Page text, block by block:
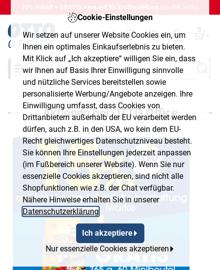
Cookie-Einstellungen
Wir setzen auf unserer Website Cookies ein, um
Ihnen ein optimales Einkaufserlebnis zu bieten.
Mit Klick auf „Ich akzeptiere“ willigen Sie ein, dass
wir Ihnen auf Basis Ihrer Einwilligung sinnvolle
und nützliche Services bereitstellen sowie
personalisierte Werbung/Angebote anzeigen. Ihre
Einwilligung umfasst, dass Cookies von
Drittanbietern außerhalb der EU verarbeitet werden
dürfen, auch z.B. in den USA, wo kein dem EU-
Recht gleichwertiges Datenschutzniveau besteht.
Sie können Ihre Einstellungen jederzeit anpassen
(im Fußbereich unserer Website). Wenn Sie nur
essenzielle Cookies akzeptieren, sind nicht alle
Shopfunktionen wie z.B. der Chat verfügbar.
Nähere Hinweise erhalten Sie in unserer
Datenschutzerklärung.
Ich akzeptiere
Nur essenzielle Cookies akzeptieren
10% Rabatt + GRATIS Versand für Erstbestellung (ab 49€ netto)
0
Suche
Aktionen bei OTTO Office